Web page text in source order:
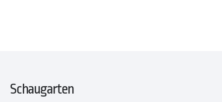
Schaugarten